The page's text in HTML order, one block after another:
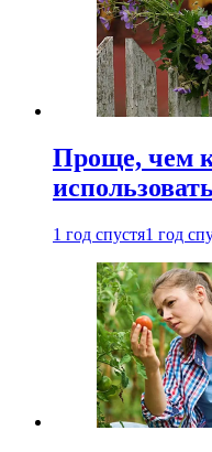
Проще, чем
1 год спустя1 год